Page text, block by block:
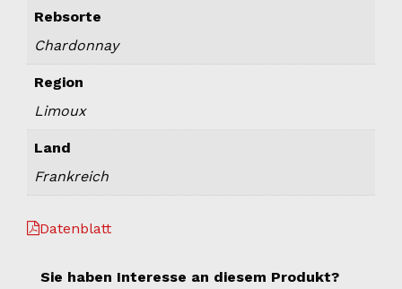
Rebsorte
Chardonnay
Region
Limoux
Land
Frankreich
Datenblatt
Sie haben Interesse an diesem Produkt?